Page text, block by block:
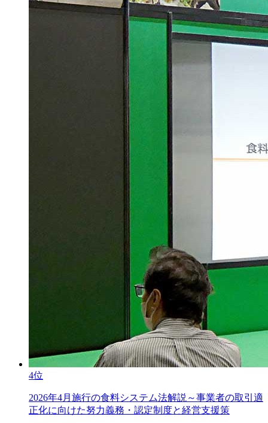
4位
2026年4月施行の食料システム法解説～事業者の取引適
正化に向けた努力義務・認定制度と経営支援策